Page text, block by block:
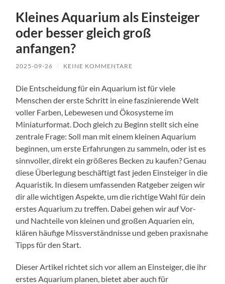
Kleines Aquarium als Einsteiger
oder besser gleich groß
anfangen?
2025-09-26 / KEINE KOMMENTARE
Die Entscheidung für ein Aquarium ist für viele
Menschen der erste Schritt in eine faszinierende Welt
voller Farben, Lebewesen und Ökosysteme im
Miniaturformat. Doch gleich zu Beginn stellt sich eine
zentrale Frage: Soll man mit einem kleinen Aquarium
beginnen, um erste Erfahrungen zu sammeln, oder ist es
sinnvoller, direkt ein größeres Becken zu kaufen? Genau
diese Überlegung beschäftigt fast jeden Einsteiger in die
Aquaristik. In diesem umfassenden Ratgeber zeigen wir
dir alle wichtigen Aspekte, um die richtige Wahl für dein
erstes Aquarium zu treffen. Dabei gehen wir auf Vor-
und Nachteile von kleinen und großen Aquarien ein,
klären häufige Missverständnisse und geben praxisnahe
Tipps für den Start.
Dieser Artikel richtet sich vor allem an Einsteiger, die ihr
erstes Aquarium planen, bietet aber auch für